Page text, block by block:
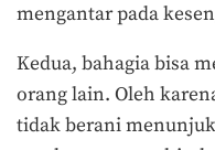
mengantar pada
Kedua, bahagia bisa
orang lain. Oleh
tidak berani